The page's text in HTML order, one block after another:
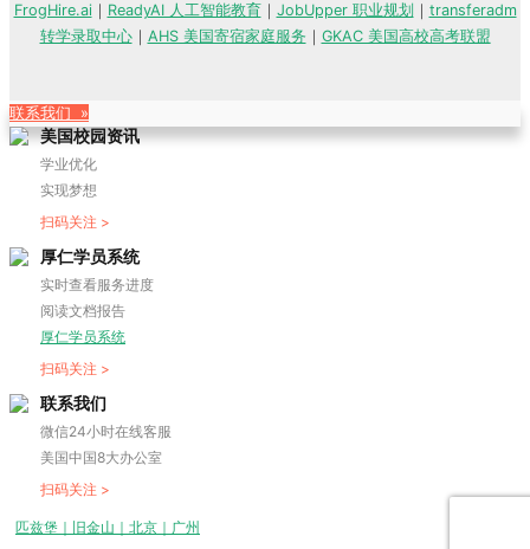
FrogHire.ai｜ ReadyAI 人工智能教育｜ JobUpper 职业规划 ｜ transferadm
转学录取中心｜ AHS 美国寄宿家庭服务 ｜ GKAC 美国高校高考联盟
联系我们 »
美国校园资讯
学业优化
实现梦想
扫码关注 >
厚仁学员系统
实时查看服务进度
阅读文档报告
厚仁学员系统
扫码关注 >
联系我们
微信24小时在线客服
美国中国8大办公室
扫码关注 >
匹兹堡｜旧金山｜北京｜广州